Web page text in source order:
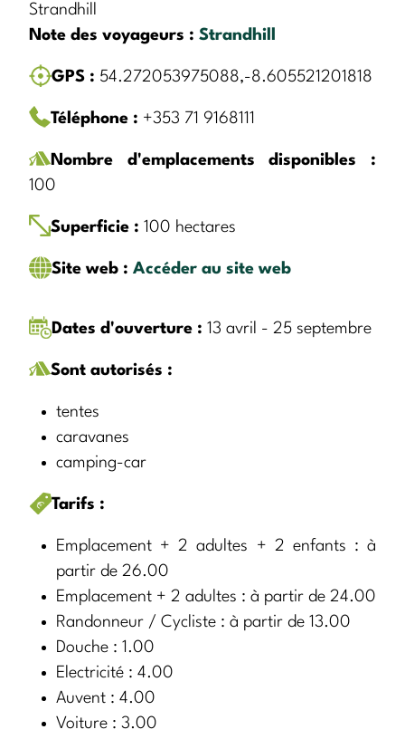
Strandhill
Note des voyageurs : Strandhill
GPS : 54.272053975088,-8.605521201818
Téléphone : +353 71 9168111
Nombre d'emplacements disponibles :
100
Superficie : 100 hectares
Site web : Accéder au site web
Dates d'ouverture : 13 avril - 25 septembre
Sont autorisés :
tentes
caravanes
camping-car
Tarifs :
Emplacement + 2 adultes + 2 enfants : à
partir de 26.00
Emplacement + 2 adultes : à partir de 24.00
Randonneur / Cycliste : à partir de 13.00
Douche : 1.00
Electricité : 4.00
Auvent : 4.00
Voiture : 3.00